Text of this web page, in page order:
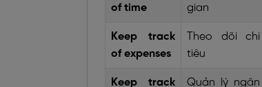
of time
gian
Keep track
of expenses
Theo dõi chi
tiêu
Keep track
Quản lý ngân